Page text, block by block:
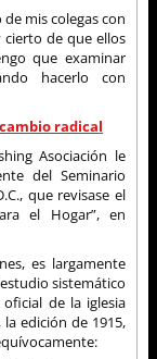
mis colegas con
cierto de que ellos
que examinar
hacerlo con
radical
Asociación le
del Seminario
que revisase el
el Hogar”, en
es largamente
sistemático
de la iglesia
edición de 1915,